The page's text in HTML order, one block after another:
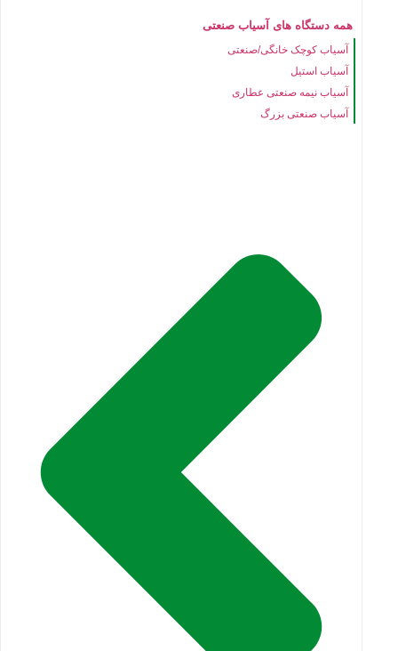
همه دستگاه های آسیاب صنعتی
آسیاب کوچک خانگی/صنعتی
آسیاب استیل
آسیاب نیمه صنعتی عطاری
آسیاب صنعتی بزرگ